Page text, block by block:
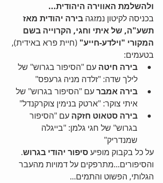
ולהשלמת האווירה היהודית...
בכניסה לקיטון נמזגה בירה יהודית מאז
תשע"ה, של איתי וחגי, הקרוייה בשם
המקורי "וילדע-חייע" (חיית פרא באידית),
בטעמים:
בירה חיטה עם "הסיפור בגרוש" של
לילך שדה: "זלדה מניה גרעפס"
בירה אמבר עם "הסיפור בגרוש" של
איתי צוקר: "ארטק בנימין צוקרקנדל"
בירה סטאוט חזקה עם "הסיפור
בגרוש" של חגי גלמן: "בייגלה
שמנדריק"
על כל בקבוק מופיע סיפור יהודי בגרוש.
והסיפורים...מתרפקים על דמויות מהעבר
הגלותי, הפשוט והתמים...